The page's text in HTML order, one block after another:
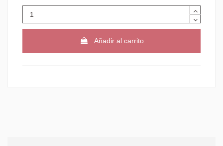
Añadir al carrito